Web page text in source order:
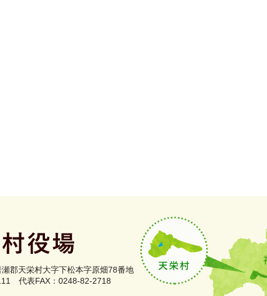
瀬郡天栄村大字下松本字原畑78番地
代表FAX：0248-82-2718